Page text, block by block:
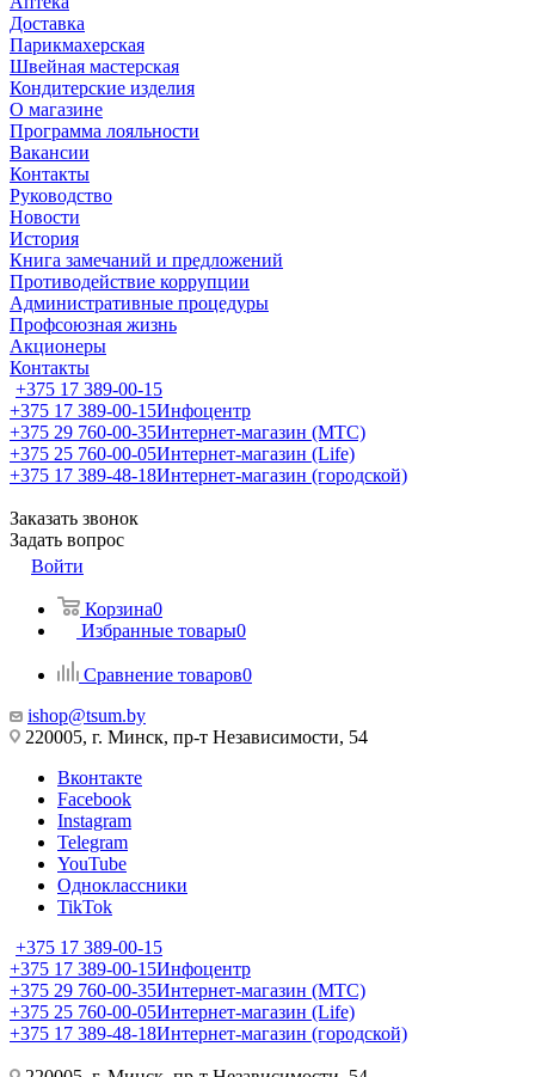
Доставка
Парикмахерская
Швейная мастерская
Кондитерские изделия
О магазине
Программа лояльности
Вакансии
Контакты
Руководство
Новости
История
Книга замечаний и предложений
Противодействие коррупции
Административные процедуры
Профсоюзная жизнь
Акционеры
Контакты
+375 17 389-00-15
+375 17 389-00-15Инфоцентр
+375 29 760-00-35Интернет-магазин (МТС)
+375 25 760-00-05Интернет-магазин (Life)
+375 17 389-48-18Интернет-магазин (городской)
Заказать звонок
Задать вопрос
Войти
Корзина0
Избранные товары0
Сравнение товаров0
ishop@tsum.by
220005, г. Минск, пр-т Независимости, 54
Вконтакте
Facebook
Instagram
Telegram
YouTube
Одноклассники
TikTok
+375 17 389-00-15
+375 17 389-00-15Инфоцентр
+375 29 760-00-35Интернет-магазин (МТС)
+375 25 760-00-05Интернет-магазин (Life)
+375 17 389-48-18Интернет-магазин (городской)